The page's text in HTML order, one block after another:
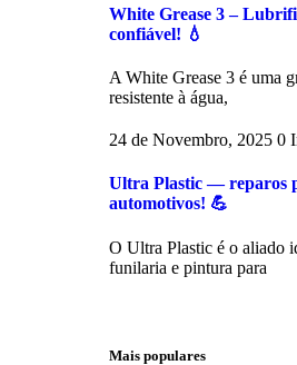
White Grease 3 –
confiável! 💧
A White Grease 3 é uma
resistente à água,
24 de Novembro, 2025 0
Ultra Plastic — reparos
automotivos! 💪
O Ultra Plastic é o aliado
funilaria e pintura para
Mais populares